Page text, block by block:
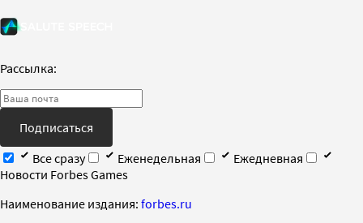
Рассылка:
Подписаться
Все сразу
Еженедельная
Ежедневная
Новости Forbes Games
Наименование издания: forbes.ru